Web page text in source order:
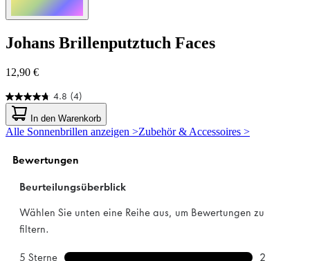
Johans Brillenputztuch Faces
12,90 €
4.8 (4)
4.8
von
5
Sternen.
Bewertungen
In den Warenkorb
Alle Sonnenbrillen anzeigen >Zubehör & Accessoires >